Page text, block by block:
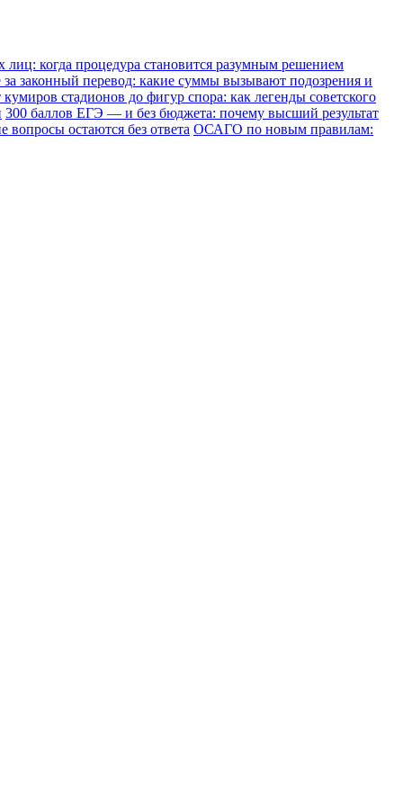
лиц: когда процедура становится разумным решением
за законный перевод: какие суммы вызывают подозрения и
стадионов до фигур спора: как легенды советского
300 баллов ЕГЭ — и без бюджета: почему высший результат
вопросы остаются без ответа ОСАГО по новым правилам: